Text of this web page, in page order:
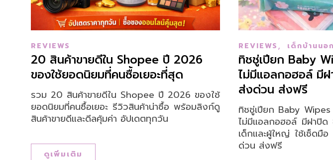
REVIEWS
20 สินค้าขายดีใน Shopee ปี 2026
ของใช้ยอดนิยมที่คนซื้อเยอะที่สุด
รวม 20 สินค้าขายดีใน Shopee ปี 2026 ของใช้
ยอดนิยมที่คนซื้อเยอะ รีวิวสินค้าน่าซื้อ พร้อมลิงก์ดู
สินค้าขายดีและดีลคุ้มค่า อัปเดตทุกวัน
ดูเพิ่มเติม
REVIEWS, เด็กบ้านนอ
ทิชชู่เปียก Baby
ไม่มีแอลกอฮอล์ มี
ส่งด่วน ส่งฟรี
ทิชชู่เปียก Baby
ไม่มีแอลกอฮอล์ มีฝาปิด
เด็กและผู้ใหญ่ ใช้เช็ดมื
ด่วน ส่งฟรี